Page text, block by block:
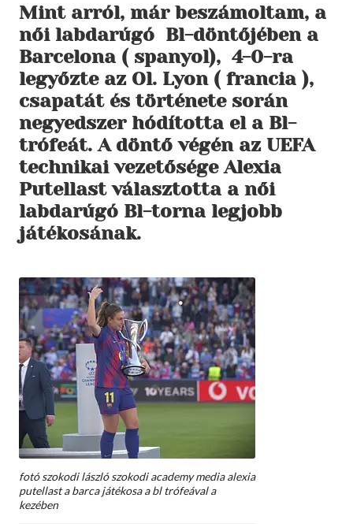
Mint arról, már beszámoltam, a
női labdarúgó Bl-döntőjében a
Barcelona ( spanyol), 4-0-ra
legyőzte az Ol. Lyon ( francia ),
csapatát és története során
negyedszer hódította el a Bl-
trófeát. A döntő végén az UEFA
technikai vezetősége Alexia
Putellast választotta a női
labdarúgó Bl-torna legjobb
játékosának.
fotó szokodi lászló szokodi academy media alexia
putellast a barca játékosa a bl trófeával a
kezében